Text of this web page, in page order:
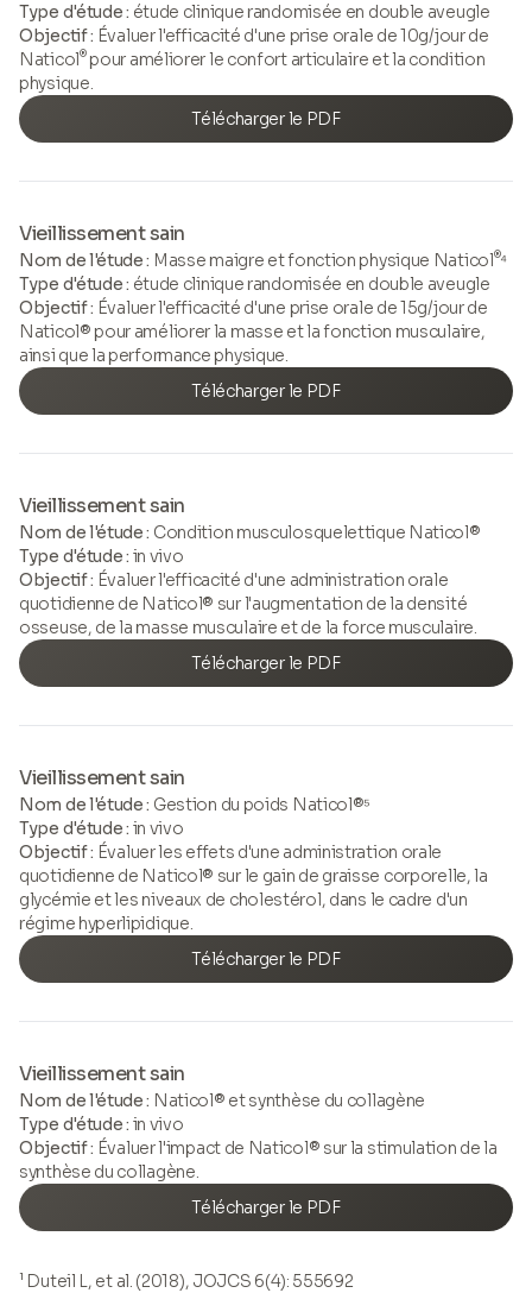
Type d'étude : étude clinique randomisée en double aveugle
Objectif : Évaluer l'efficacité d'une prise orale de 10g/jour de
Naticol®pour améliorer le confort articulaire et la condition
physique.
Télécharger le PDF
Vieillissement sain
Nom de l'étude : Masse maigre et fonction physique Naticol®⁴
Type d'étude : étude clinique randomisée en double aveugle
Objectif : Évaluer l'efficacité d'une prise orale de 15g/jour de
Naticol® pour améliorer la masse et la fonction musculaire,
ainsi que la performance physique.
Télécharger le PDF
Vieillissement sain
Nom de l'étude : Condition musculosquelettique Naticol®
Type d'étude : in vivo
Objectif : Évaluer l'efficacité d'une administration orale
quotidienne de Naticol® sur l'augmentation de la densité
osseuse, de la masse musculaire et de la force musculaire.
Télécharger le PDF
Vieillissement sain
Nom de l'étude : Gestion du poids Naticol®⁵
Type d'étude : in vivo
Objectif : Évaluer les effets d'une administration orale
quotidienne de Naticol® sur le gain de graisse corporelle, la
glycémie et les niveaux de cholestérol, dans le cadre d'un
régime hyperlipidique.
Télécharger le PDF
Vieillissement sain
Nom de l'étude : Naticol® et synthèse du collagène
Type d'étude : in vivo
Objectif : Évaluer l'impact de Naticol® sur la stimulation de la
synthèse du collagène.
Télécharger le PDF
¹ Duteil L, et al. (2018), JOJCS 6(4): 555692